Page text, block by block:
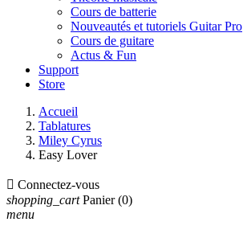
Cours de batterie
Nouveautés et tutoriels Guitar Pro
Cours de guitare
Actus & Fun
Support
Store
Accueil
Tablatures
Miley Cyrus
Easy Lover
 Connectez-vous
shopping_cart Panier (0)
menu